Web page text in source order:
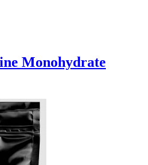
Monohydrate